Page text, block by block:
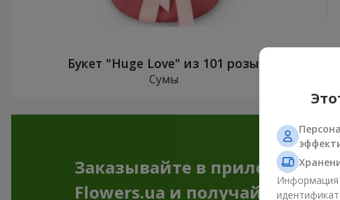
Букет "Huge Love" из 101 розы
Сумы
Заказывайте в приложении
Flowers.ua и получайте
Информация